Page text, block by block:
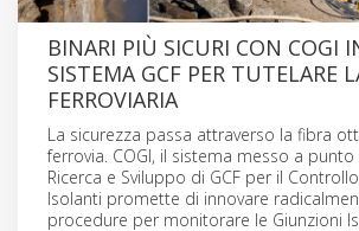
BINARI PIÙ SICURI CON COGI
SISTEMA GCF PER TUTELARE
FERROVIARIA
La sicurezza passa attraverso la fibra
ferrovia. COGI, il sistema messo a
Ricerca e Sviluppo di GCF per il
Isolanti promette di innovare
procedure per monitorare le Giunzioni